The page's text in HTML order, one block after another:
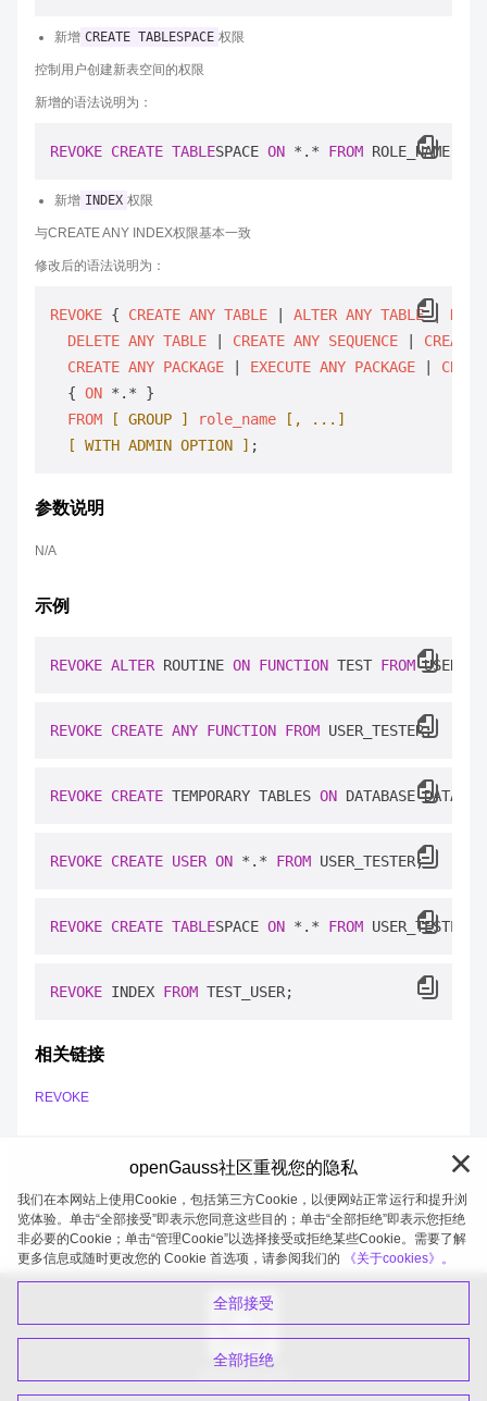
新增 CREATE TABLESPACE 权限
控制用户创建新表空间的权限
新增的语法说明为：
REVOKE CREATE TABLESPACE ON * . * FROM
新增 INDEX 权限
与CREATE ANY INDEX权限基本一致
修改后的语法说明为：
REVOKE { CREATE ANY TABLE ALTER ANY TABLE | DROP
DELETE ANY TABLE CREATE ANY SEQUENCE CREATE
CREATE ANY PACKAGE EXECUTE ANY PACKAGE
  {
ON *.* }
FROM
[ GROUP ] role_name
[, ...]
[ WITH ADMIN OPTION ]
参数说明
N/A
示例
REVOKE ALTER ROUTINE ON FUNCTION TEST FROM
REVOKE CREATE ANY FUNCTION FROM
REVOKE CREATE TEMPORARY TABLES ON DATABASE
REVOKE CREATE USER ON * . * FROM
REVOKE CREATE TABLESPACE ON * . * FROM
REVOKE INDEX FROM
相关链接
REVOKE
openGauss 2026-08-07 20:10:42
openGauss社区重视您的隐私
我们在本网站上使用Cookie，包括第三方Cookie，以便网站正常运行和提升浏
览体验。单击“全部接受”即表示您同意这些目的；单击“全部拒绝”即表示您拒绝
非必要的Cookie；单击“管理Cookie”以选择接受或拒绝某些Cookie。需要了解
更多信息或随时更改您的 Cookie 首选项，请参阅我们的
《关于cookies》。
全部接受
全部拒绝